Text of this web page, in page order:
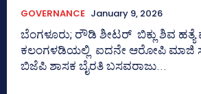
GOVERNANCE January 9, 2026
ಬೆಂಗಳೂರು; ರೌಡಿ ಶೀಟರ್ ಬಿಕ್ಲು ಶಿವ ಹತ್ಯೆ
ಕಲಂಗಳಡಿಯಲ್ಲಿ ಐದನೇ ಆರೋಪಿ ಮಾಜಿ
ಬಿಜೆಪಿ ಶಾಸಕ ಬೈರತಿ ಬಸವರಾಜು...